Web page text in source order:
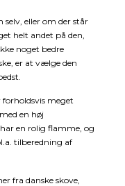
eller om der står
helt andet på den,
noget bedre
er at vælge den
meget
en høj
en rolig flamme, og
tilberedning af
fra danske skove,